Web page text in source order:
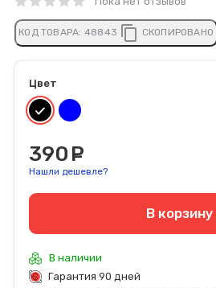
КОД ТОВАРА: 48843 content_copy СКОПИРОВАНО
Цвет
390
Нашли дешевле?
В корзину
В наличии
Гарантия 90 дней